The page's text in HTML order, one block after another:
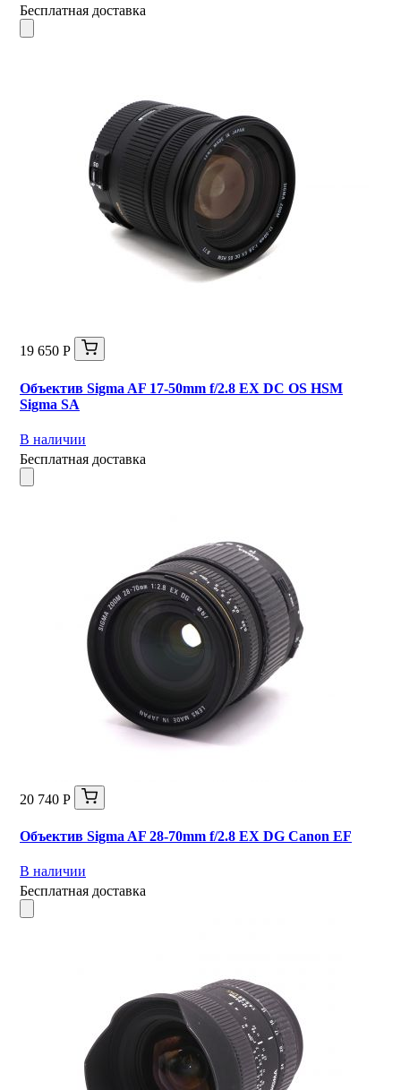
Бесплатная доставка
19 650 Р
Объектив Sigma AF 17-50mm f/2.8 EX DC OS HSM
Sigma SA
В наличии
Бесплатная доставка
20 740 Р
Объектив Sigma AF 28-70mm f/2.8 EX DG Canon EF
В наличии
Бесплатная доставка